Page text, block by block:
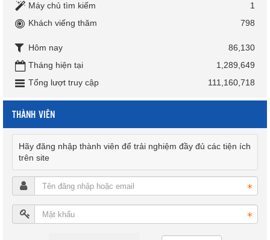
Máy chủ tìm kiếm
1
Khách viếng thăm
798
Hôm nay
86,130
Tháng hiện tại
1,289,649
Tổng lượt truy cập
111,160,718
THÀNH VIÊN
Hãy đăng nhập thành viên để trải nghiệm đầy đủ các tiện ích
trên site